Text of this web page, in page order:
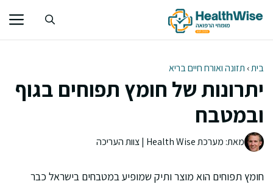
לתוכן
בית› תזונה ואורח חיים בריא
יתרונות של חומץ תפוחים בגוף
ובמטבח
מאת: מערכת Health Wise | צוות העריכה
חומץ תפוחים הוא מוצר ותיק שמופיע במטבחים בישראל כבר